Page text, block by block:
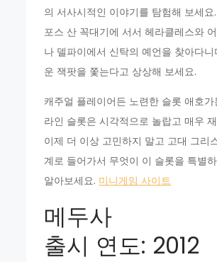
의 서사시적인 이야기를 탐험해 보세요
포스 산 꼭대기에 서서 헤라클레스와
나 델파이에서 신탁의 예언을 찾아다니
운 잭팟을 쫓는다고 상상해 보세요.
캐주얼 플레이어든 노련한 슬롯 애호가
라인 슬롯은 시각적으로 놀랍고 매우
이제 더 이상 고민하지 말고 고대 그리
계로 들어가서 무엇이 이 슬롯을 특별
알아보세요. 미니게임 사이트
메두사
출시 연도: 2012